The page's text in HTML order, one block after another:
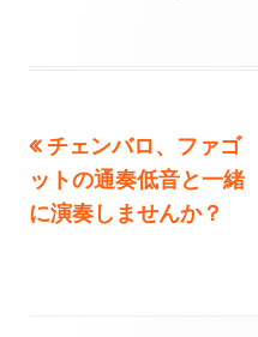
投
稿
前
の
記
チェンバロ、ファゴ
ットの通奏低音と一緒
に演奏しませんか？